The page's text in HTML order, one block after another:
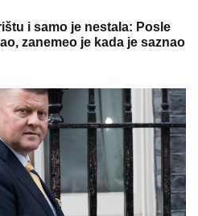
i samo je nestala: Posle
zanemeo je kada je saznao